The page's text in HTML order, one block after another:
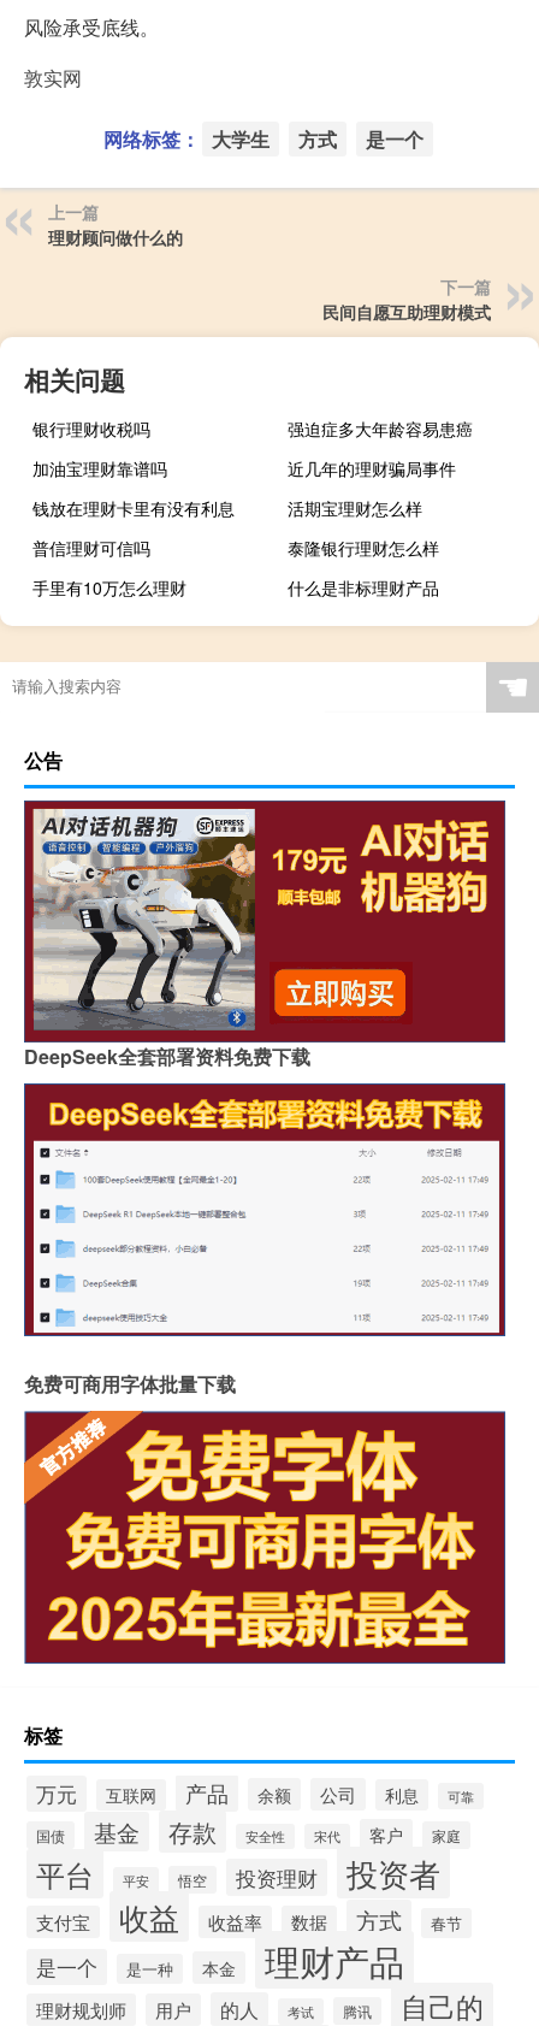
风险承受底线。
敦实网
网络标签： 大学生 方式 是一个
上一篇
理财顾问做什么的
下一篇
民间自愿互助理财模式
相关问题
银行理财收税吗
强迫症多大年龄容易患癌
加油宝理财靠谱吗
近几年的理财骗局事件
钱放在理财卡里有没有利息
活期宝理财怎么样
普信理财可信吗
泰隆银行理财怎么样
手里有10万怎么理财
什么是非标理财产品
☚
公告
DeepSeek全套部署资料免费下载
免费可商用字体批量下载
标签
万元 互联网 产品 余额 公司 利息 可靠
国债 基金 存款 安全性 宋代 客户 家庭
平台 平安 悟空 投资理财 投资者
支付宝 收益 收益率 数据 方式 春节
是一个 是一种 本金 理财产品
理财规划师 用户 的人 考试 腾讯 自己的